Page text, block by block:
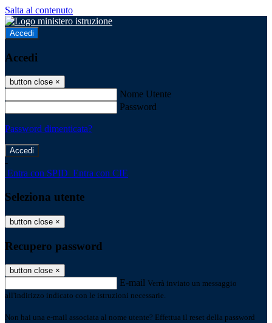
Salta al contenuto
Accedi
Accedi
button close ×
Nome Utente
Password
Password dimenticata?
-
Entra con SPID Entra con CIE
Seleziona utente
button close ×
Recupero password
button close ×
E-mail Verrà inviato un messaggio
all'indirizzo indicato con le istruzioni necessarie.
Non hai una e-mail associata al nome utente? Effettua il reset della password